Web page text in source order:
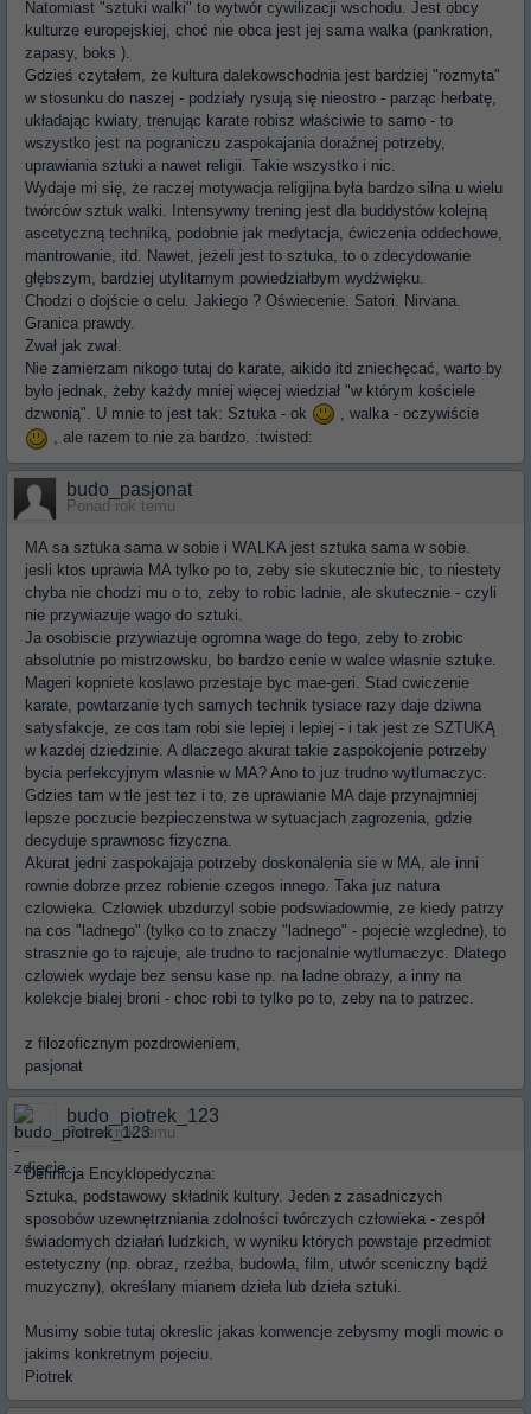
Natomiast "sztuki walki" to wytwór cywilizacji wschodu. Jest obcy
kulturze europejskiej, choć nie obca jest jej sama walka (pankration,
zapasy, boks ).
Gdzieś czytałem, że kultura dalekowschodnia jest bardziej "rozmyta"
w stosunku do naszej - podziały rysują się nieostro - parząc herbatę,
układając kwiaty, trenując karate robisz właściwie to samo - to
wszystko jest na pograniczu zaspokajania doraźnej potrzeby,
uprawiania sztuki a nawet religii. Takie wszystko i nic.
Wydaje mi się, że raczej motywacja religijna była bardzo silna u wielu
twórców sztuk walki. Intensywny trening jest dla buddystów kolejną
ascetyczną techniką, podobnie jak medytacja, ćwiczenia oddechowe,
mantrowanie, itd. Nawet, jeżeli jest to sztuka, to o zdecydowanie
głębszym, bardziej utylitarnym powiedziałbym wydźwięku.
Chodzi o dojście o celu. Jakiego ? Oświecenie. Satori. Nirvana.
Granica prawdy.
Zwał jak zwał.
Nie zamierzam nikogo tutaj do karate, aikido itd zniechęcać, warto by
było jednak, żeby każdy mniej więcej wiedział "w którym kościele
dzwonią". U mnie to jest tak: Sztuka - ok
, walka - oczywiście
, ale razem to nie za bardzo. :twisted:
budo_pasjonat
Ponad rok temu
MA sa sztuka sama w sobie i WALKA jest sztuka sama w sobie.
jesli ktos uprawia MA tylko po to, zeby sie skutecznie bic, to niestety
chyba nie chodzi mu o to, zeby to robic ladnie, ale skutecznie - czyli
nie przywiazuje wago do sztuki.
Ja osobiscie przywiazuje ogromna wage do tego, zeby to zrobic
absolutnie po mistrzowsku, bo bardzo cenie w walce wlasnie sztuke.
Mageri kopniete koslawo przestaje byc mae-geri. Stad cwiczenie
karate, powtarzanie tych samych technik tysiace razy daje dziwna
satysfakcje, ze cos tam robi sie lepiej i lepiej - i tak jest ze SZTUKĄ
w kazdej dziedzinie. A dlaczego akurat takie zaspokojenie potrzeby
bycia perfekcyjnym wlasnie w MA? Ano to juz trudno wytlumaczyc.
Gdzies tam w tle jest tez i to, ze uprawianie MA daje przynajmniej
lepsze poczucie bezpieczenstwa w sytuacjach zagrozenia, gdzie
decyduje sprawnosc fizyczna.
Akurat jedni zaspokajaja potrzeby doskonalenia sie w MA, ale inni
rownie dobrze przez robienie czegos innego. Taka juz natura
czlowieka. Czlowiek ubzdurzyl sobie podswiadowmie, ze kiedy patrzy
na cos "ladnego" (tylko co to znaczy "ladnego" - pojecie wzgledne), to
strasznie go to rajcuje, ale trudno to racjonalnie wytlumaczyc. Dlatego
czlowiek wydaje bez sensu kase np. na ladne obrazy, a inny na
kolekcje bialej broni - choc robi to tylko po to, zeby na to patrzec.
z filozoficznym pozdrowieniem,
pasjonat
budo_piotrek_123
Ponad rok temu
Definicja Encyklopedyczna:
Sztuka, podstawowy składnik kultury. Jeden z zasadniczych
sposobów uzewnętrzniania zdolności twórczych człowieka - zespół
świadomych działań ludzkich, w wyniku których powstaje przedmiot
estetyczny (np. obraz, rzeźba, budowla, film, utwór sceniczny bądź
muzyczny), określany mianem dzieła lub dzieła sztuki.
Musimy sobie tutaj okreslic jakas konwencje zebysmy mogli mowic o
jakims konkretnym pojeciu.
Piotrek